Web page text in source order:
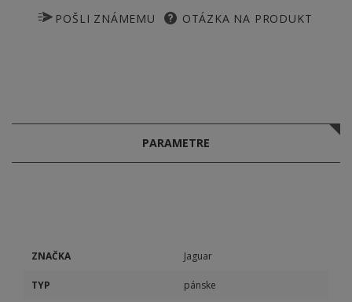
POŠLI ZNÁMEMU OTÁZKA NA PRODUKT
PARAMETRE
ZNAČKA Jaguar
TYP pánske